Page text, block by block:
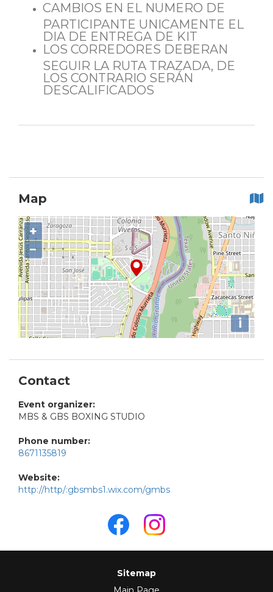
CAMBIOS EN EL NUMERO DE
PARTICIPANTE UNICAMENTE EL
DIA DE ENTREGA DE KIT
LOS CORREDORES DEBERAN
SEGUIR LA RUTA TRAZADA, DE
LOS CONTRARIO SERÁN
DESCALIFICADOS
Map
+
−
i
Contact
Event organizer:
MBS & GBS BOXING STUDIO
Phone number:
8671135819
Website:
http://http/:gbsmbs1.wix.com/gmbs
Sitemap